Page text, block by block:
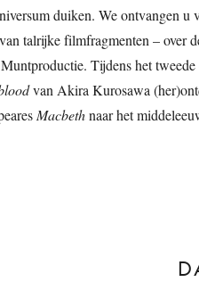
duiken. We ontvangen u
talrijke filmfragmenten – over
Tijdens het
van Akira Kurosawa
Macbethnaar het